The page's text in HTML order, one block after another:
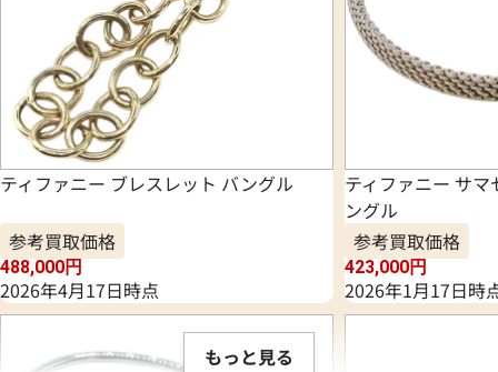
ティファニー ブレスレット バングル
参考買取価格
488,000円
2026年4月17日時点
ティファニー サ
ングル
参考買取価格
423,000円
2026年1月17日時
もっと見る